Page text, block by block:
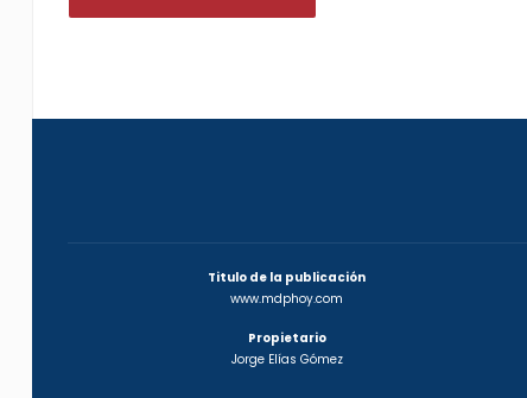
Titulo de la publicación
www.mdphoy.com
Propietario
Jorge Elías Gómez